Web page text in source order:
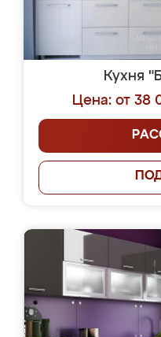
Кухня
Цена: от 38